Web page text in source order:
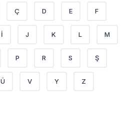
Ç D E F
İ J K L M
P R S Ş
Ü V Y Z